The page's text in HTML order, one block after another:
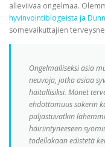
alleviivaa ongelmaa.
hyvinvointiblogeista ja
somevaikuttajien
Ongelmalliseksi asia
neuvoja, jotka asiaa
haitallisiksi. Monet
ehdottomuus sokerin
paljastuvatkin
häiriintyneeseen
todellakaan edistetä